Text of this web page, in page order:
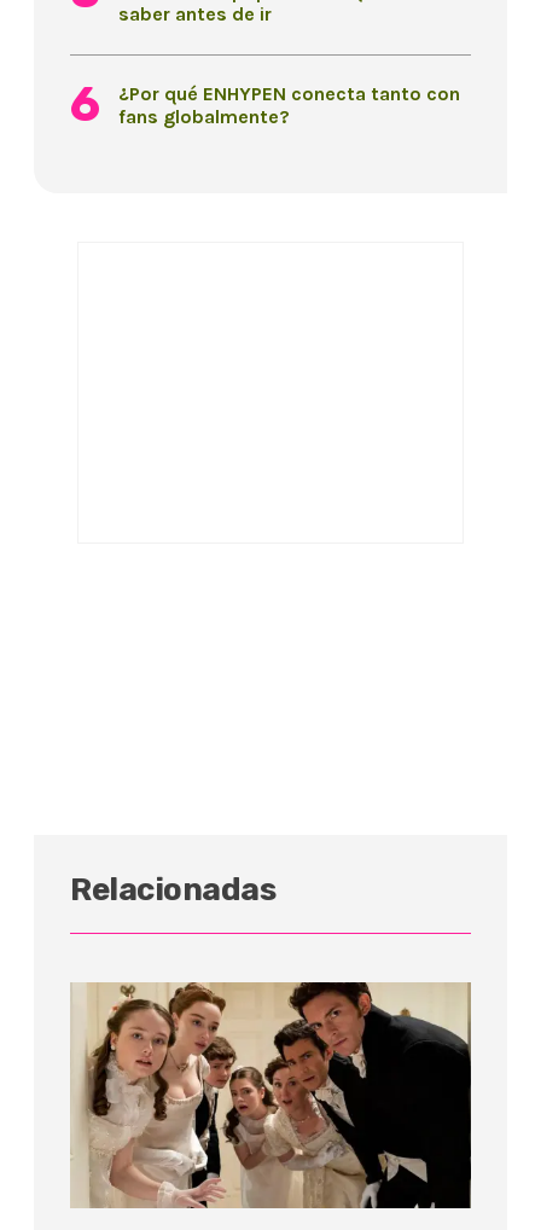
saber antes de ir
¿Por qué ENHYPEN conecta tanto con
fans globalmente?
Relacionadas